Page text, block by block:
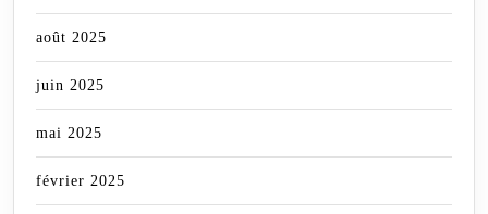
août 2025
juin 2025
mai 2025
février 2025